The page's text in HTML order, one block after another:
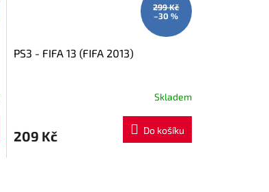
299 Kč
–30 %
PS3 - FIFA 13 (FIFA 2013)
Skladem
209 Kč Do košíku